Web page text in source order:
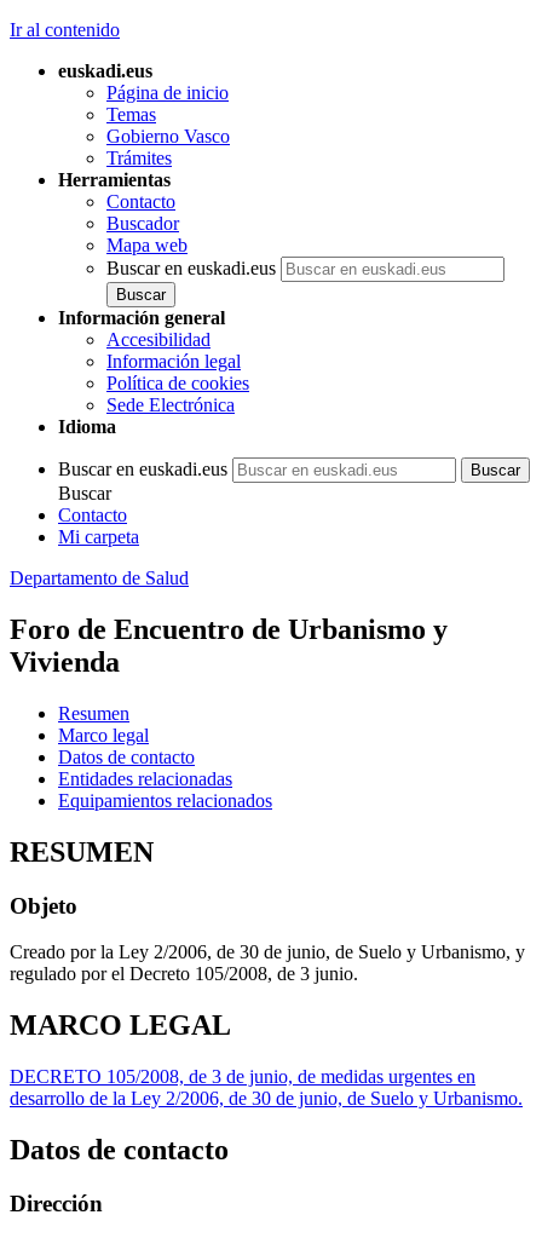
Ir al contenido
euskadi.eus
Página de inicio
Temas
Gobierno Vasco
Trámites
Herramientas
Contacto
Buscador
Mapa web
Buscar en euskadi.eus
Información general
Accesibilidad
Información legal
Política de cookies
Sede Electrónica
Idioma
Buscar en euskadi.eus
Buscar
Contacto
Mi carpeta
Departamento de Salud
Foro de Encuentro de Urbanismo y
Vivienda
Resumen
Marco legal
Datos de contacto
Entidades relacionadas
Equipamientos relacionados
RESUMEN
Objeto
Creado por la Ley 2/2006, de 30 de junio, de Suelo y Urbanismo, y
regulado por el Decreto 105/2008, de 3 junio.
MARCO LEGAL
DECRETO 105/2008, de 3 de junio, de medidas urgentes en
desarrollo de la Ley 2/2006, de 30 de junio, de Suelo y Urbanismo.
Datos de contacto
Dirección